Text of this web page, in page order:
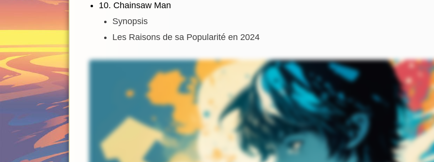
10. Chainsaw Man
Synopsis
Les Raisons de sa Popularité en 2024